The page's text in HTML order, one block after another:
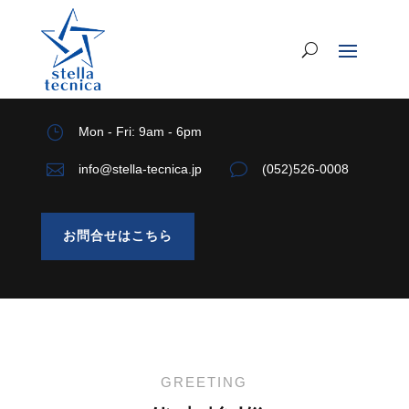
} Mon - Fri: 9am - 6pm
 info@stella-tecnica.jp v (052)526-0008
お問合せはこちら
GREETING